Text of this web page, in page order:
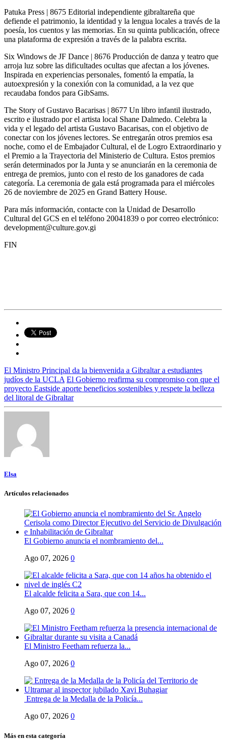
Patuka Press | 8675 Editorial independiente gibraltareña que
defiende el patrimonio, la identidad y la lengua locales a través de la
poesía, los cuentos y las memorias. En su quinta publicación, ofrece
una plataforma de expresión a través de la palabra escrita.
Six Windows de JF Dance | 8676 Producción de danza y teatro que
arroja luz sobre las dificultades ocultas que afectan a los jóvenes.
Inspirada en experiencias personales, fomentó la empatía, la
autoexpresión y la conexión con la comunidad, a la vez que
recaudaba fondos para GibSams.
The Story of Gustavo Bacarisas | 8677 Un libro infantil ilustrado,
escrito e ilustrado por el artista local Shane Dalmedo. Celebra la
vida y el legado del artista Gustavo Bacarisas, con el objetivo de
conectar con los jóvenes lectores. Se entregarán otros premios esa
noche, como el de Embajador Cultural, el de Logro Extraordinario y
el Premio a la Trayectoria del Ministerio de Cultura. Estos premios
serán determinados por la Junta y se anunciarán en la ceremonia de
entrega de premios, junto con el resto de los ganadores de cada
categoría. La ceremonia de gala está programada para el miércoles
26 de noviembre de 2025 en Grand Battery House.
Para más información, contacte con la Unidad de Desarrollo
Cultural del GCS en el teléfono 20041839 o por correo electrónico:
development@culture.gov.gi
FIN
El Ministro Principal da la bienvenida a Gibraltar a estudiantes
judíos de la UCLA El Gobierno reafirma su compromiso con que el
proyecto Eastside aporte beneficios sostenibles y respete la belleza
del litoral de Gibraltar
Elsa
Artículos relacionados
El Gobierno anuncia el nombramiento del...
Ago 07, 2026 0
El alcalde felicita a Sara, que con 14...
Ago 07, 2026 0
El Ministro Feetham refuerza la...
Ago 07, 2026 0
Entrega de la Medalla de la Policía...
Ago 07, 2026 0
Más en esta categoría